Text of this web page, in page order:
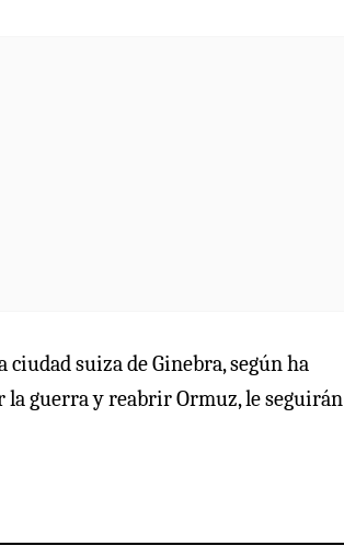
suiza de Ginebra, según ha
la guerra y reabrir Ormuz, le seguirán